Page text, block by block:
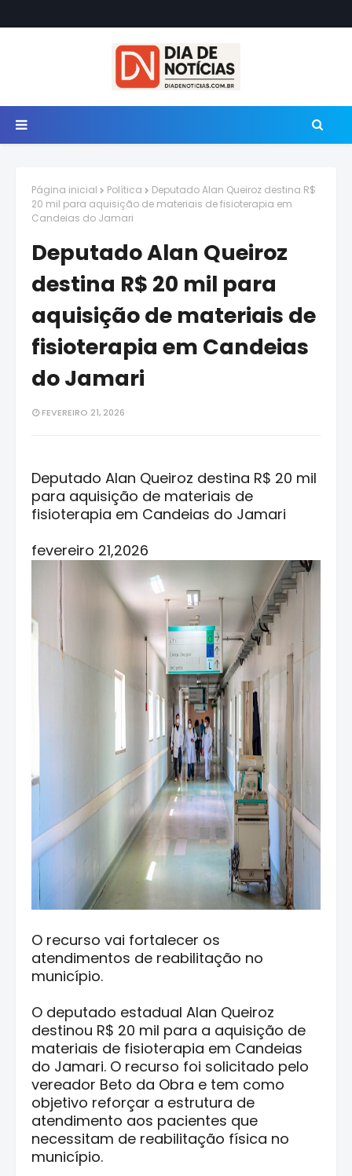
Página inicial Política
Deputado Alan Queiroz destina R$
20 mil para aquisição de materiais de fisioterapia em
Candeias do Jamari
Deputado Alan Queiroz
destina R$ 20 mil para
aquisição de materiais de
fisioterapia em Candeias
do Jamari
FEVEREIRO 21, 2026
Deputado Alan Queiroz destina R$ 20 mil
para aquisição de materiais de
fisioterapia em Candeias do Jamari
fevereiro 21,2026
O recurso vai fortalecer os
atendimentos de reabilitação no
município.
O deputado estadual Alan Queiroz
destinou R$ 20 mil para a aquisição de
materiais de fisioterapia em Candeias
do Jamari. O recurso foi solicitado pelo
vereador Beto da Obra e tem como
objetivo reforçar a estrutura de
atendimento aos pacientes que
necessitam de reabilitação física no
município.